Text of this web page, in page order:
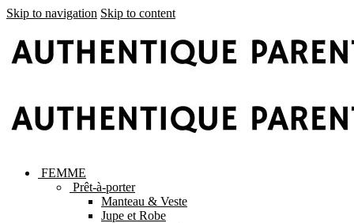
Skip to navigation Skip to content
FEMME
Prêt-à-porter
Manteau & Veste
Jupe et Robe